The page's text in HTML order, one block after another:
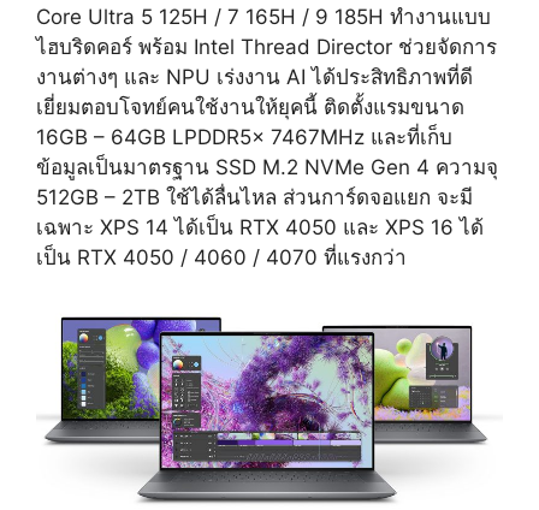
Core Ultra 5 125H / 7 165H / 9 185H ทำงานแบบ
ไฮบริดคอร์ พร้อม Intel Thread Director ช่วยจัดการ
งานต่างๆ และ NPU เร่งงาน AI ได้ประสิทธิภาพที่ดี
เยี่ยมตอบโจทย์คนใช้งานให้ยุคนี้ ติดตั้งแรมขนาด
16GB – 64GB LPDDR5x 7467MHz และที่เก็บ
ข้อมูลเป็นมาตรฐาน SSD M.2 NVMe Gen 4 ความจุ
512GB – 2TB ใช้ได้ลื่นไหล ส่วนการ์ดจอแยก จะมี
เฉพาะ XPS 14 ได้เป็น RTX 4050 และ XPS 16 ได้
เป็น RTX 4050 / 4060 / 4070 ที่แรงกว่า